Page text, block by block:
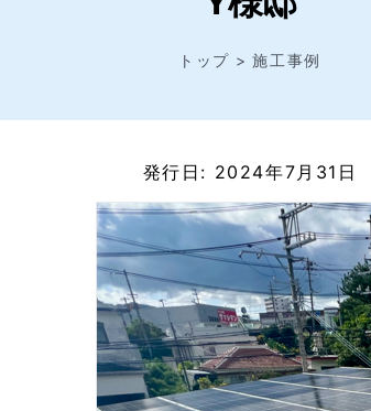
トップ 施工事例
発行日: 2024年7月31日